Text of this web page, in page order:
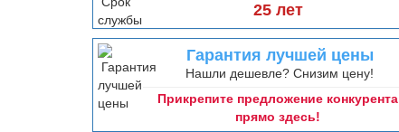
25 лет
Гарантия лучшей цены
Нашли дешевле? Снизим цену!
Прикрепите предложение конкурента
прямо здесь!